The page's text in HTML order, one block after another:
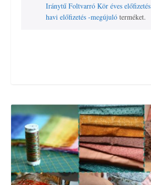
Iránytű Foltvarró Kör éves előfizetés
havi előfizetés -megújuló terméket.